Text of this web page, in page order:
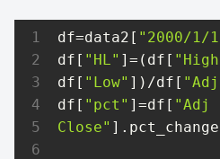
df=data2[ "2000/1/
df[ "HL" ]=(df[
df[ "Low" ])/df[
df[ "pct" ]=df[ "Adj
Close"